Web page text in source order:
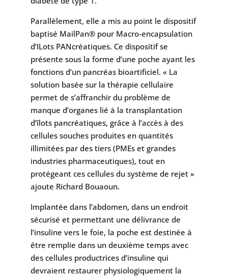
Parallèlement, elle a mis au point le dispositif
baptisé MailPan® pour Macro-encapsulation
d’ILots PANcréatiques. Ce dispositif se
présente sous la forme d’une poche ayant les
fonctions d’un pancréas bioartificiel. « La
solution basée sur la thérapie cellulaire
permet de s’affranchir du problème de
manque d’organes lié à la transplantation
d’îlots pancréatiques, grâce à l’accès à des
cellules souches produites en quantités
illimitées par des tiers (PMEs et grandes
industries pharmaceutiques), tout en
protégeant ces cellules du système de rejet »
ajoute Richard Bouaoun.
Implantée dans l’abdomen, dans un endroit
sécurisé et permettant une délivrance de
l’insuline vers le foie, la poche est destinée à
être remplie dans un deuxième temps avec
des cellules productrices d’insuline qui
devraient restaurer physiologiquement la